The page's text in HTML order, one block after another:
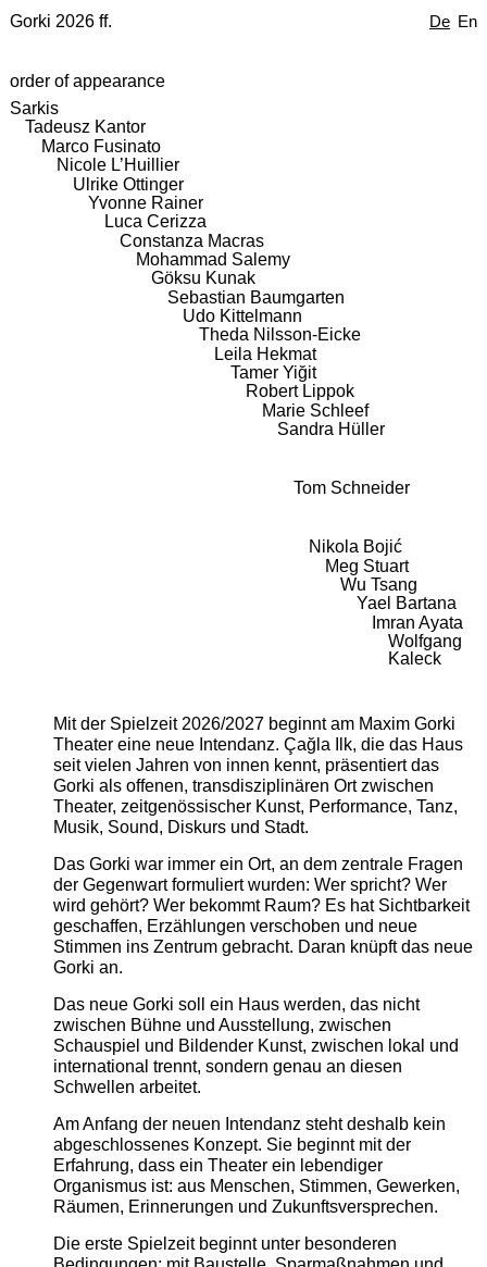
De En
Gorki 2026 ff.
order of appearance
Sarkis
Tadeusz Kantor
Marco Fusinato
Nicole L’Huillier
Ulrike Ottinger
Yvonne Rainer
Luca Cerizza
Constanza Macras
Mohammad Salemy
Göksu Kunak
Sebastian Baumgarten
Udo Kittelmann
Theda Nilsson-Eicke
Leila Hekmat
Tamer Yiğit
Robert Lippok
Marie Schleef
Sandra Hüller
Tom Schneider
Nikola Bojić
Meg Stuart
Wu Tsang
Yael Bartana
Imran Ayata
Wolfgang
Kaleck
Mit der Spielzeit 2026/2027 beginnt am Maxim Gorki
Theater eine neue Intendanz. Çağla Ilk, die das Haus
seit vielen Jahren von innen kennt, präsentiert das
Gorki als offenen, transdisziplinären Ort zwischen
Theater, zeitgenössischer Kunst, Performance, Tanz,
Musik, Sound, Diskurs und Stadt.
Das Gorki war immer ein Ort, an dem zentrale Fragen
der Gegenwart formuliert wurden: Wer spricht? Wer
wird gehört? Wer bekommt Raum? Es hat Sichtbarkeit
geschaffen, Erzählungen verschoben und neue
Stimmen ins Zentrum gebracht. Daran knüpft das neue
Gorki an.
Das neue Gorki soll ein Haus werden, das nicht
zwischen Bühne und Ausstellung, zwischen
Schauspiel und Bildender Kunst, zwischen lokal und
international trennt, sondern genau an diesen
Schwellen arbeitet.
Am Anfang der neuen Intendanz steht deshalb kein
abgeschlossenes Konzept. Sie beginnt mit der
Erfahrung, dass ein Theater ein lebendiger
Organismus ist: aus Menschen, Stimmen, Gewerken,
Räumen, Erinnerungen und Zukunftsversprechen.
Die erste Spielzeit beginnt unter besonderen